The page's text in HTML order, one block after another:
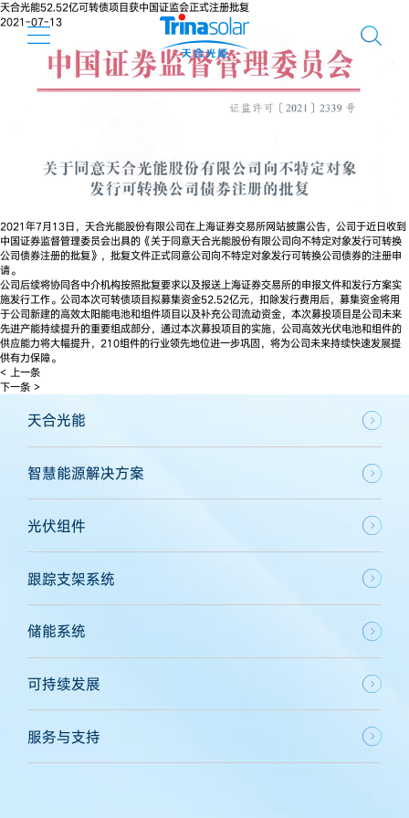
天合光能52.52亿可转债项目获中国证监会正式注册批复
2021-07-13
2021年7月13日，天合光能股份有限公司在上海证券交易所网站披露公告，公司于近日收到
中国证券监督管理委员会出具的《关于同意天合光能股份有限公司向不特定对象发行可转换
公司债券注册的批复》，批复文件正式同意公司向不特定对象发行可转换公司债券的注册申
请。
公司后续将协同各中介机构按照批复要求以及报送上海证券交易所的申报文件和发行方案实
施发行工作。公司本次可转债项目拟募集资金52.52亿元，扣除发行费用后，募集资金将用
于公司新建的高效太阳能电池和组件项目以及补充公司流动资金，本次募投项目是公司未来
先进产能持续提升的重要组成部分，通过本次募投项目的实施，公司高效光伏电池和组件的
供应能力将大幅提升，210组件的行业领先地位进一步巩固，将为公司未来持续快速发展提
供有力保障。
< 上一条
下一条 >
天合光能
智慧能源解决方案
光伏组件
跟踪支架系统
储能系统
可持续发展
服务与支持